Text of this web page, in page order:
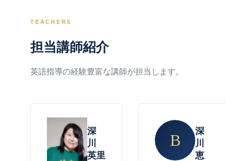
TEACHERS
担当講師紹介
英語指導の経験豊富な講師が担当します。
深
川
英里
B
深
川
恵